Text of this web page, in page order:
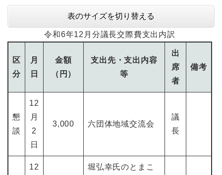
表のサイズを切り替える
令和6年12月分議長交際費支出内訳
区
分
月
日
金額
（円）
支出先・支出内容
等
出
席
者
備考
懇
談
12
月
2
日
3,000 六団体地域交流会
議
長
12
堀弘幸氏のとまこ